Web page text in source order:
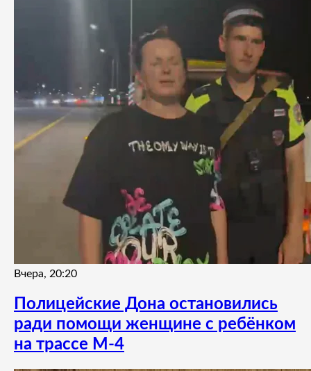
Вчера, 20:20
Полицейские Дона остановились
ради помощи женщине с ребёнком
на трассе М-4